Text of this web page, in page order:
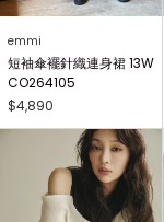
emmi
短袖傘襬針織連身裙 13W
CO264105
$4,890